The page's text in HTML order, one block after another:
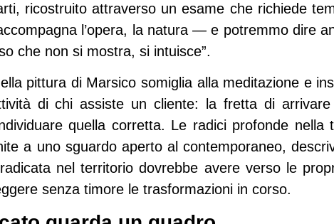
ricostruito attraverso un esame che richiede
l’opera, la natura — e potremmo dire
che non si mostra, si intuisce”.
pittura di Marsico somiglia alla meditazione e
di chi assiste un cliente: la fretta di
quella corretta. Le radici profonde
a uno sguardo aperto al contemporaneo,
nel territorio dovrebbe avere verso le
senza timore le trasformazioni in corso.